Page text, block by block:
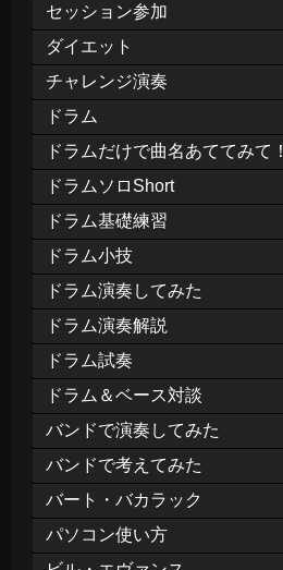
セッション参加
ダイエット
チャレンジ演奏
ドラム
ドラムだけで曲名あててみて！
ドラムソロShort
ドラム基礎練習
ドラム小技
ドラム演奏してみた
ドラム演奏解説
ドラム試奏
ドラム＆ベース対談
バンドで演奏してみた
バンドで考えてみた
バート・バカラック
パソコン使い方